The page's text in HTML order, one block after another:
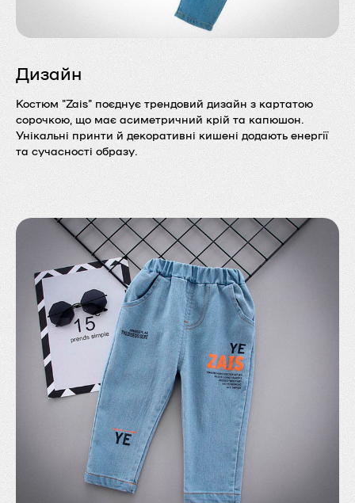
Дизайн
Костюм "Zais" поєднує трендовий дизайн з картатою
сорочкою, що має асиметричний крій та капюшон.
Унікальні принти й декоративні кишені додають енергії
та сучасності образу.